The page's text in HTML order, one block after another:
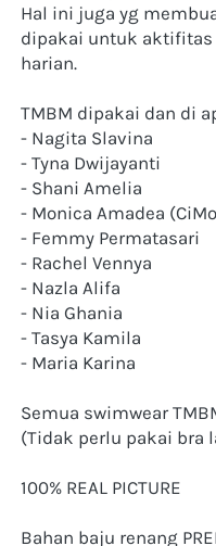
Hal ini juga yg
dipakai untuk
harian.
TMBM dipakai dan di
- Nagita Slavina
- Tyna Dwijayanti
- Shani Amelia
- Monica Amadea
- Femmy Permatasari
- Rachel Vennya
- Nazla Alifa
- Nia Ghania
- Tasya Kamila
- Maria Karina
Semua swimwear
(Tidak perlu pakai bra
100% REAL PICTURE
Bahan baju renang